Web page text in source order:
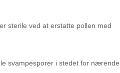
sterile ved at erstatte pollen med
svampesporer i stedet for nærende